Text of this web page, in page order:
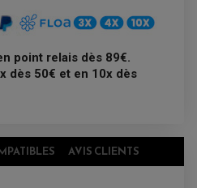
SSV
ENDURO
point relais dès 89€.
dès 50€ et en 10x dès
AVIS CLIENTS